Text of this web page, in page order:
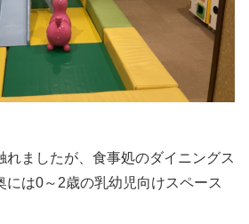
れましたが、食事処のダイニングス
には0～2歳の乳幼児向けスペース